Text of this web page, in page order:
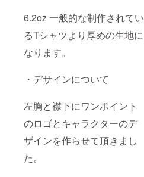
6.2oz 一般的な制作されてい
るTシャツより厚めの生地に
なります。
・デサインについて
左胸と襟下にワンポイント
のロゴとキャラクターのデ
ザインを作らせて頂きまし
た。